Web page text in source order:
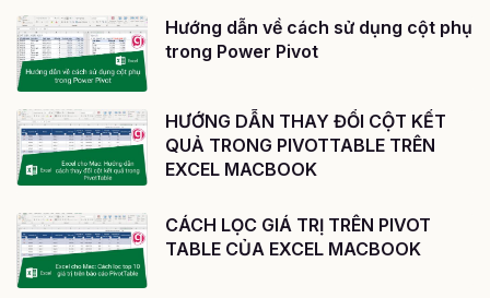
Hướng dẫn về cách sử dụng cột phụ
trong Power Pivot
HƯỚNG DẪN THAY ĐỔI CỘT KẾT
QUẢ TRONG PIVOTTABLE TRÊN
EXCEL MACBOOK
CÁCH LỌC GIÁ TRỊ TRÊN PIVOT
TABLE CỦA EXCEL MACBOOK